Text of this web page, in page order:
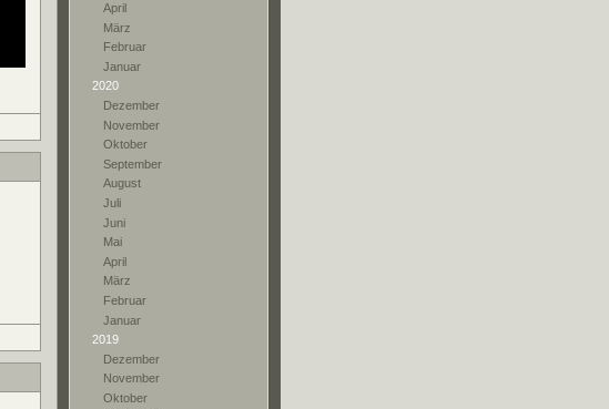
April
März
Februar
Januar
2020
Dezember
November
Oktober
September
August
Juli
Juni
Mai
April
März
Februar
Januar
2019
Dezember
November
Oktober